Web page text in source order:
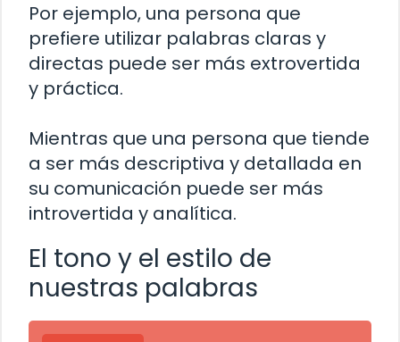
Por ejemplo, una persona que
prefiere utilizar palabras claras y
directas puede ser más extrovertida
y práctica.
Mientras que una persona que tiende
a ser más descriptiva y detallada en
su comunicación puede ser más
introvertida y analítica.
El tono y el estilo de
nuestras palabras